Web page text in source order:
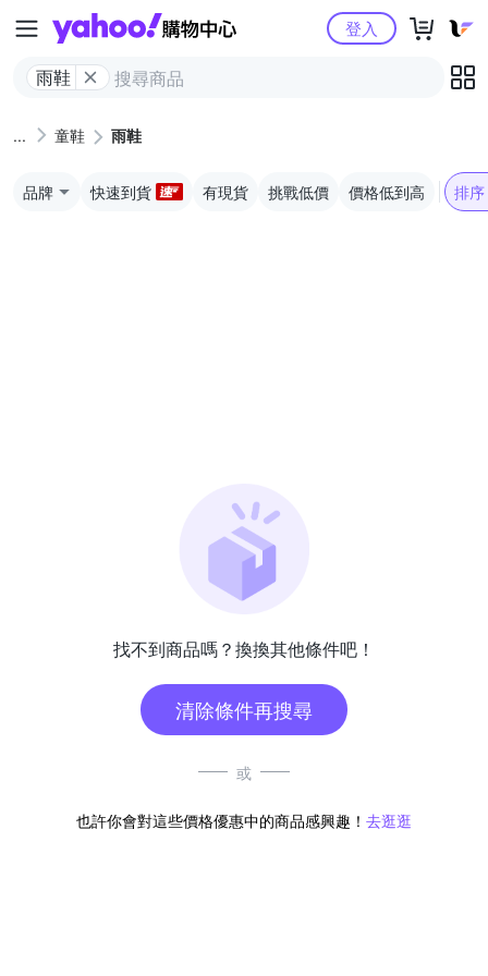
Yahoo購物中心
雨鞋
登入
童鞋 雨鞋
品牌 快速到貨 有現貨 挑戰低價 價格低到高 排序
找不到商品嗎？換換其他條件吧！
清除條件再搜尋
或
也許你會對這些價格優惠中的商品感興趣！ 去逛逛